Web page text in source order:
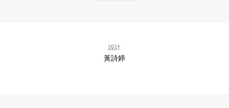
設計
黃詩婷